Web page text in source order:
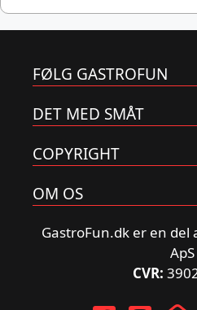
FØLG GASTROFUN
DET MED SMÅT
COPYRIGHT
OM OS
GastroFun.dk er en del
ApS
CVR: